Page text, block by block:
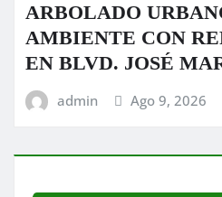
ARBOLADO
AMBIENTE CON
EN BLVD. JOSÉ
admin Ago 9, 2026